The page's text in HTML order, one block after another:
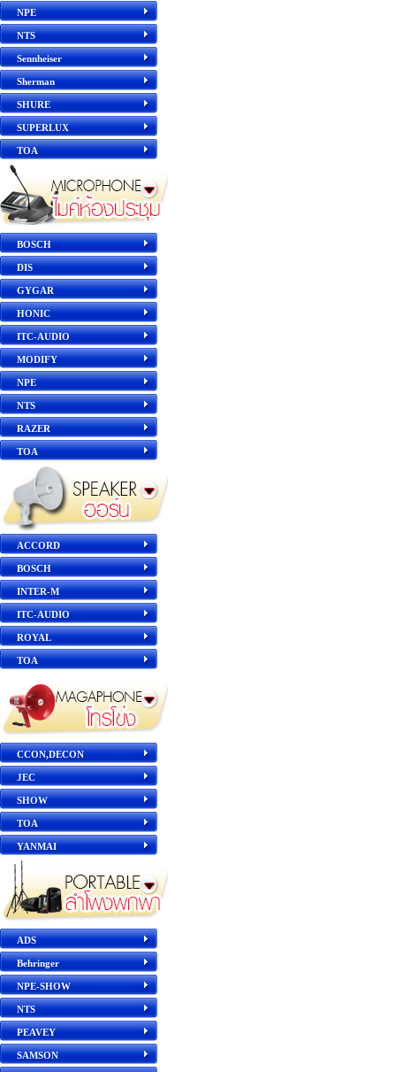
NPE
NTS
Sennheiser
Sherman
SHURE
SUPERLUX
TOA
BOSCH
DIS
GYGAR
HONIC
ITC-AUDIO
MODIFY
NPE
NTS
RAZER
TOA
ACCORD
BOSCH
INTER-M
ITC-AUDIO
ROYAL
TOA
CCON,DECON
JEC
SHOW
TOA
YANMAI
ADS
Behringer
NPE-SHOW
NTS
PEAVEY
SAMSON